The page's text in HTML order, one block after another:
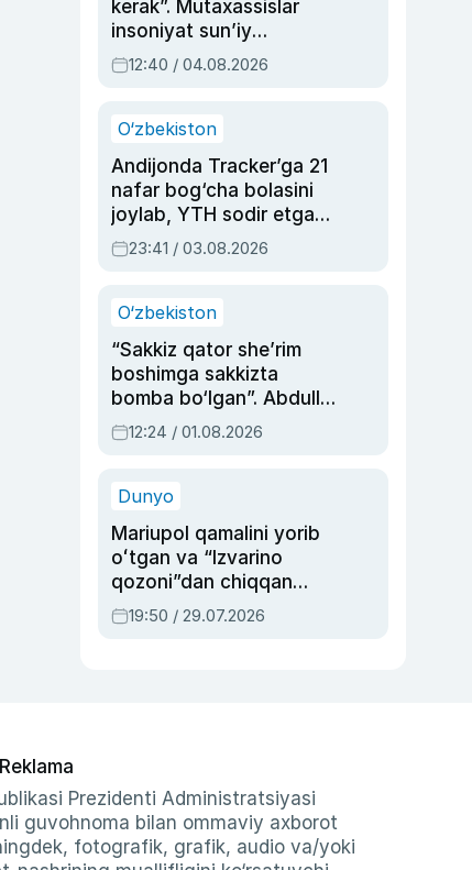
kerak”. Mutaxassislar
insoniyat sun’iy
intellektni boshqara
olmay qolishidan xavotir
12:40 / 04.08.2026
O‘zbekiston
Andijonda Tracker’ga 21
nafar bog‘cha bolasini
joylab, YTH sodir etgan
ayolga sud hukmi o‘qildi
23:41 / 03.08.2026
O‘zbekiston
“Sakkiz qator she’rim
boshimga sakkizta
bomba bo‘lgan”. Abdulla
Oripovni siyosiy
ayblovlardan asrab
12:24 / 01.08.2026
Dunyo
Mariupol qamalini yorib
oʻtgan va “Izvarino
qozoni”dan chiqqan
qahramon — Ukraina
armiyasi bosh
19:50 / 29.07.2026
Reklama
Prezidenti Administratsiyasi
guvohnoma bilan ommaviy axborot
fotografik, grafik, audio va/yoki